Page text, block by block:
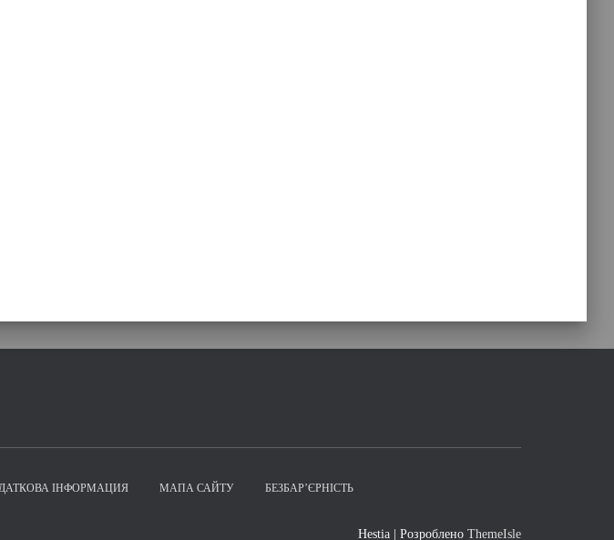
ІНФОРМАЦИЯ МАПА САЙТУ БЕЗБАР’ЄРНІСТЬ
Hestia | Розроблено ThemeIsle